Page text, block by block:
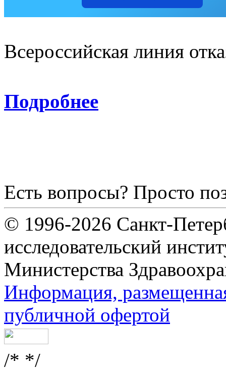
Всероссийская линия
Подробнее
Есть вопросы? Просто
© 1996-2026 Санкт-
исследовательский
Министерства
Информация,
публичной офертой
/* */